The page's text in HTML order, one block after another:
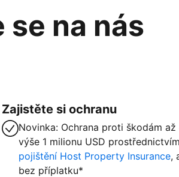
na nás
Zajistěte si ochranu
Novinka: Ochrana proti škodám až
výše 1 milionu USD prostřednictvím
pojištění Host Property Insurance,
bez příplatku*